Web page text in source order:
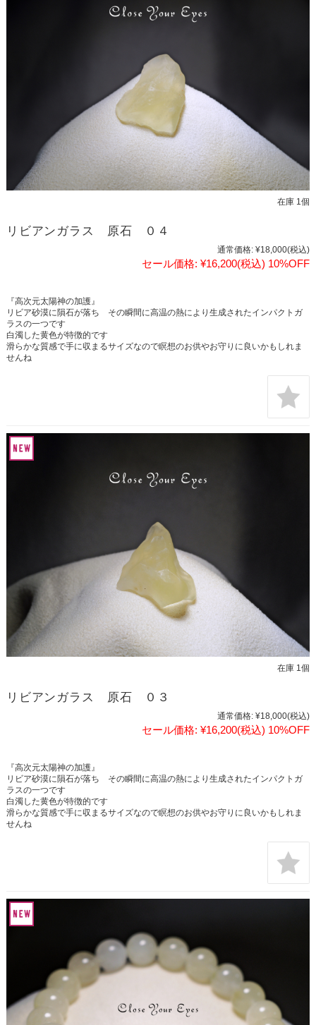
在庫 1個
リビアンガラス 原石 ０４
通常価格: ¥18,000(税込)
セール価格: ¥16,200(税込) 10%OFF
『高次元太陽神の加護』
リビア砂漠に隕石が落ち その瞬間に高温の熱により生成されたインパクトガ
ラスの一つです
白濁した黄色が特徴的です
滑らかな質感で手に収まるサイズなので瞑想のお供やお守りに良いかもしれま
せんね
在庫 1個
リビアンガラス 原石 ０３
通常価格: ¥18,000(税込)
セール価格: ¥16,200(税込) 10%OFF
『高次元太陽神の加護』
リビア砂漠に隕石が落ち その瞬間に高温の熱により生成されたインパクトガ
ラスの一つです
白濁した黄色が特徴的です
滑らかな質感で手に収まるサイズなので瞑想のお供やお守りに良いかもしれま
せんね